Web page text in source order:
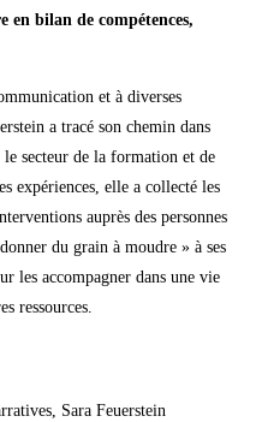
en bilan de compétences,
et à diverses
a tracé son chemin dans
secteur de la formation et de
expériences, elle a collecté les
auprès des personnes
du grain à moudre » à ses
les accompagner dans une vie
ressources.
Sara Feuerstein